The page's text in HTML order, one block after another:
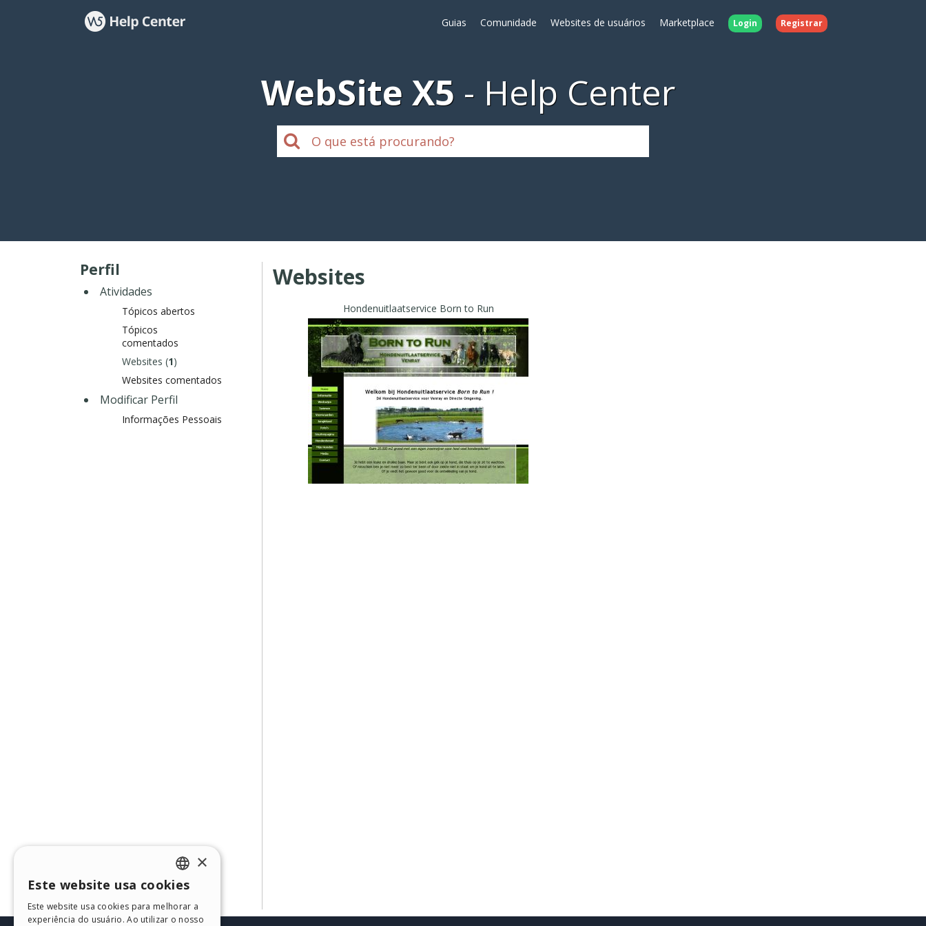
Guias Comunidade Websites de usuários Marketplace Login Registrar
WebSite X5 Help Center
Perfil
Atividades
Tópicos abertos
Tópicos
comentados
Websites (1)
Websites comentados
Modificar Perfil
Informações Pessoais
Websites
Hondenuitlaatservice Born to Run
ENGLISH
ITALIAN
×
Este website usa cookies
Este website usa cookies para melhorar a
experiência do usuário. Ao utilizar o nosso